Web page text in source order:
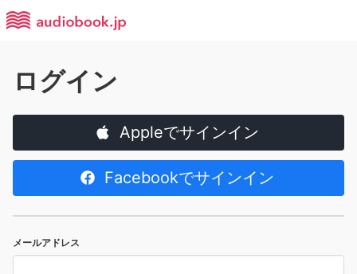
ログイン
Appleでサインイン
Facebookでサインイン
メールアドレス